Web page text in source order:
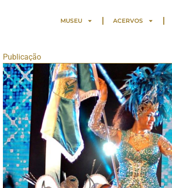
MUSEU ACERVOS
Publicação